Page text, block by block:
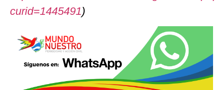
curid=1445491)